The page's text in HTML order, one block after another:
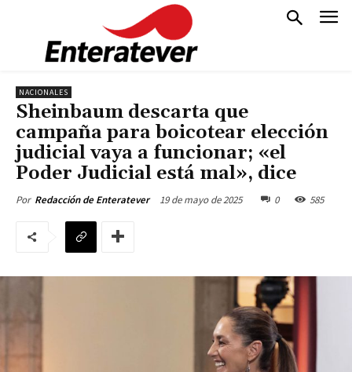
NACIONALES
Sheinbaum descarta que
campaña para boicotear elección
judicial vaya a funcionar; «el
Poder Judicial está mal», dice
Por Redacción de Enteratever 19 de mayo de 2025 0 585